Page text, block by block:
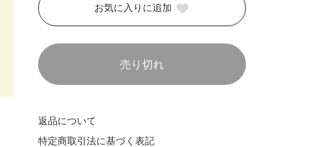
お気に入りに追加
売り切れ
返品について
特定商取引法に基づく表記